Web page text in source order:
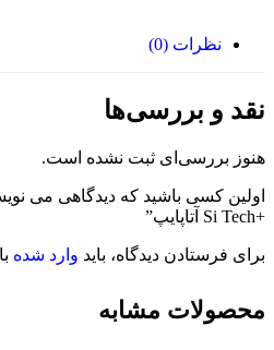
نظرات (0)
نقد و بررسی‌ها
هنوز بررسی‌ای ثبت نشده است.
+Si Tech آتاپایپ”
برای فرستادن دیدگاه، باید وارد شده
محصولات مشابه